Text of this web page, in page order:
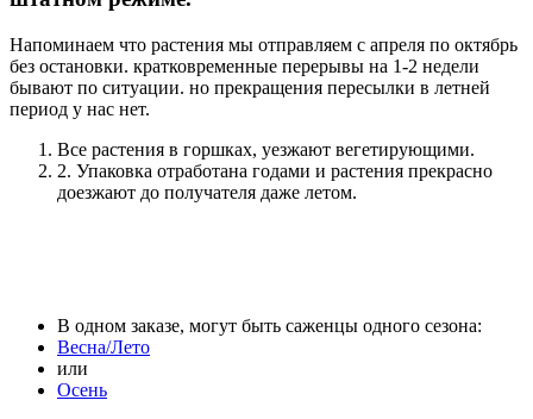
Напоминаем что растения мы отправляем с апреля по октябрь
без остановки. кратковременные перерывы на 1-2 недели
бывают по ситуации. но прекращения пересылки в летней
период у нас нет.
Все растения в горшках, уезжают вегетирующими.
2. Упаковка отработана годами и растения прекрасно
доезжают до получателя даже летом.
В одном заказе, могут быть саженцы одного сезона:
Весна/Лето
или
Осень